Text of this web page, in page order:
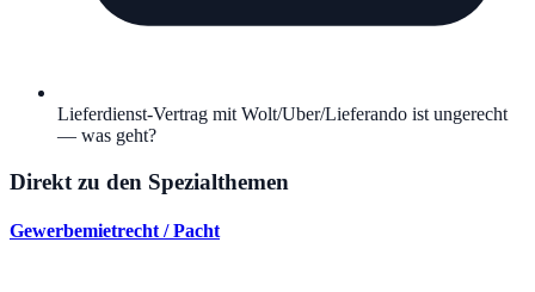
Lieferdienst-Vertrag mit Wolt/Uber/Lieferando ist ungerecht
— was geht?
Direkt zu den Spezialthemen
Gewerbemietrecht / Pacht